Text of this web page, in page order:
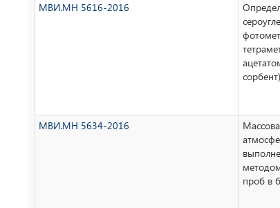
МВИ.МН 5616-2016
МВИ.МН 5634-2016
проб в